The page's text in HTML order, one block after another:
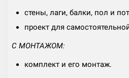
стены, лаги, балки, пол и
проект для
С МОНТАЖОМ:
комплект и его монтаж.